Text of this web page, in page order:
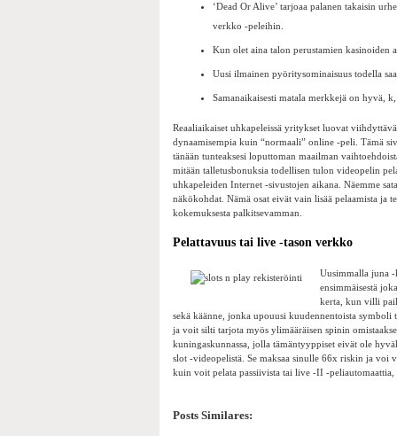
‘Dead Or Alive’ tarjoaa palanen takaisin
verkko -peleihin.
Kun olet aina talon perustamien kasinoiden
Uusi ilmainen pyöritysominaisuus todella
Samanaikaisesti matala merkkejä on hyvä,
Reaaliaikaiset uhkapeleissä yritykset luovat
dynaamisempia kuin “normaali” online -peli. Tämä
tänään tunteaksesi loputtoman maailman
mitään talletusbonuksia todellisen tulon videopelin
uhkapeleiden Internet -sivustojen aikana. Näemme
näkökohdat. Nämä osat eivät vain lisää pelaamista ja
kokemuksesta palkitsevamman.
Pelattavuus tai live -tason verkko
Uusimmalla juna
ensimmäisestä
kerta, kun villi
sekä käänne, jonka upouusi kuudennentoista
ja voit silti tarjota myös ylimääräisen spinin
kuningaskunnassa, jolla tämäntyyppiset eivät ole
slot -videopelistä. Se maksaa sinulle 66x riskin ja voi
kuin voit pelata passiivista tai live -II -peliautomaattia,
Posts Similares: